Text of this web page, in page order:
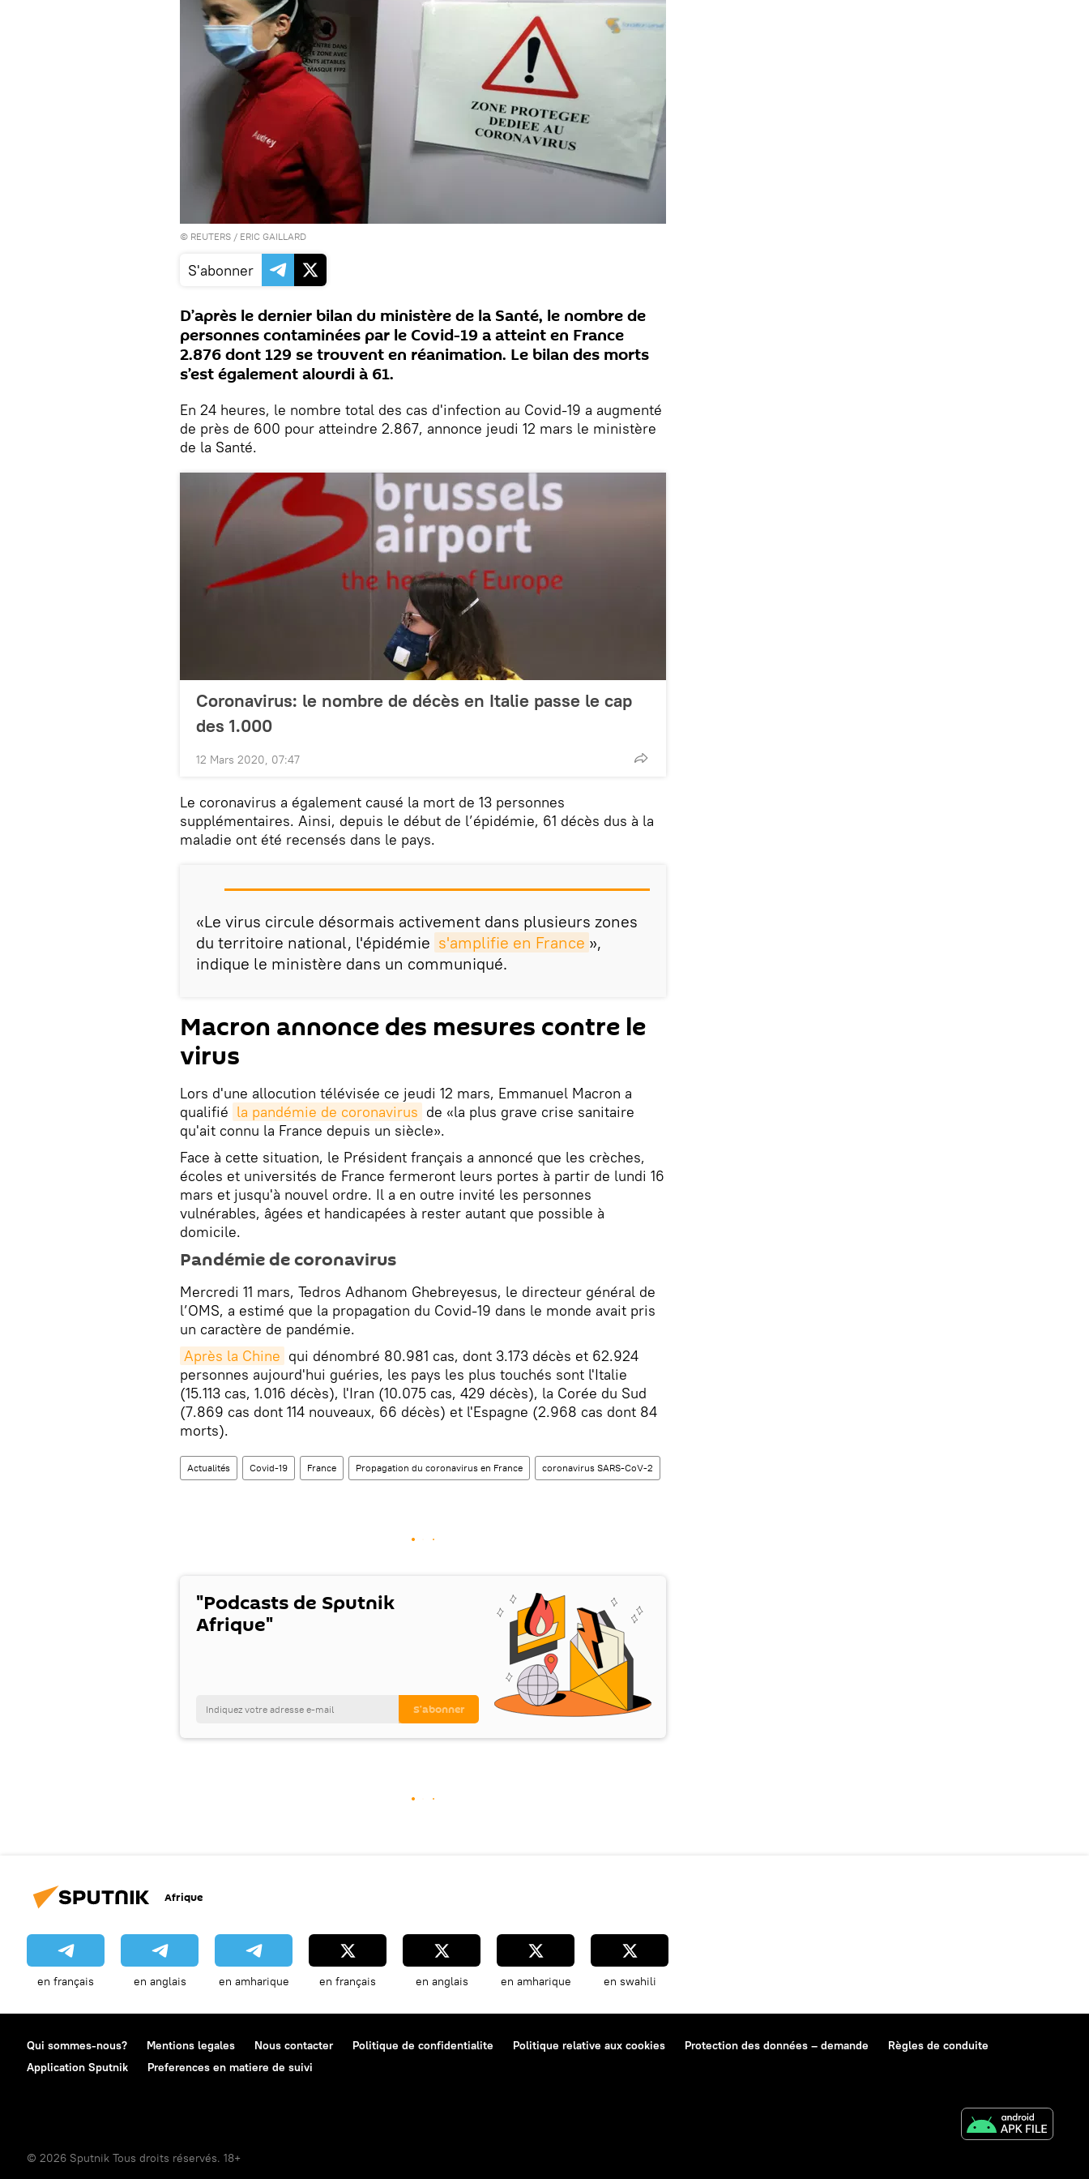
© REUTERS / ERIC GAILLARD
S'abonner
D’après le dernier bilan du ministère de la Santé, le nombre de
personnes contaminées par le Covid-19 a atteint en France
2.876 dont 129 se trouvent en réanimation. Le bilan des morts
s’est également alourdi à 61.
En 24 heures, le nombre total des cas d'infection au Covid-19 a augmenté
de près de 600 pour atteindre 2.867, annonce jeudi 12 mars le ministère
de la Santé.
Coronavirus: le nombre de décès en Italie passe le cap
des 1.000
12 Mars 2020, 07:47
Le coronavirus a également causé la mort de 13 personnes
supplémentaires. Ainsi, depuis le début de l’épidémie, 61 décès dus à la
maladie ont été recensés dans le pays.
«Le virus circule désormais activement dans plusieurs zones
du territoire national, l'épidémie s'amplifie en France »,
indique le ministère dans un communiqué.
Macron annonce des mesures contre le
virus
Lors d'une allocution télévisée ce jeudi 12 mars, Emmanuel Macron a
qualifié la pandémie de coronavirus de «la plus grave crise sanitaire
qu'ait connu la France depuis un siècle».
Face à cette situation, le Président français a annoncé que les crèches,
écoles et universités de France fermeront leurs portes à partir de lundi 16
mars et jusqu'à nouvel ordre. Il a en outre invité les personnes
vulnérables, âgées et handicapées à rester autant que possible à
domicile.
Pandémie de coronavirus
Mercredi 11 mars, Tedros Adhanom Ghebreyesus, le directeur général de
l’OMS, a estimé que la propagation du Covid-19 dans le monde avait pris
un caractère de pandémie.
Après la Chine qui dénombré 80.981 cas, dont 3.173 décès et 62.924
personnes aujourd'hui guéries, les pays les plus touchés sont l'Italie
(15.113 cas, 1.016 décès), l'Iran (10.075 cas, 429 décès), la Corée du Sud
(7.869 cas dont 114 nouveaux, 66 décès) et l'Espagne (2.968 cas dont 84
morts).
Actualités Covid-19 France Propagation du coronavirus en France coronavirus SARS-CoV-2
"Podcasts de Sputnik
Afrique"
Afrique
en français en anglais en amharique en français en anglais en amharique en swahili
Qui sommes-nous? Mentions legales Nous contacter Politique de confidentialite Politique relative aux cookies Protection des données – demande
Règles de conduite
Application Sputnik
Preferences en matiere de suivi
© 2026 Sputnik Tous droits réservés. 18+